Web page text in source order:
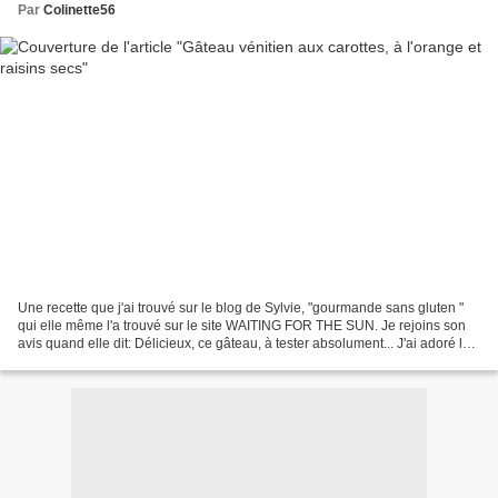
Par Colinette56
Une recette que j'ai trouvé sur le blog de Sylvie, "gourmande sans gluten "
qui elle même l'a trouvé sur le site WAITING FOR THE SUN. Je rejoins son
avis quand elle dit: Délicieux, ce gâteau, à tester absolument... J'ai adoré la